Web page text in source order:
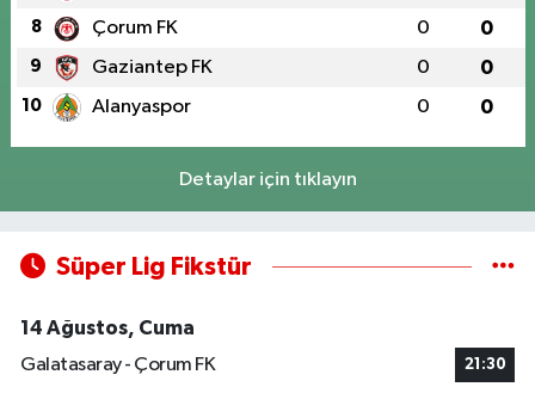
8 Çorum FK 0 0
9 Gaziantep FK 0 0
10 Alanyaspor 0 0
Detaylar için tıklayın
Süper Lig Fikstür
14 Ağustos, Cuma
Galatasaray - Çorum FK
21:30